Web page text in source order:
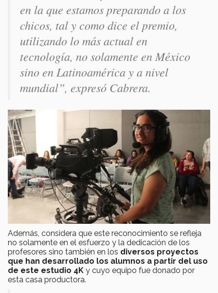
en la que estamos preparando a los
chicos, tal y como dice el premio,
utilizando lo más actual en
tecnología, no solamente en México
sino en Latinoamérica y a nivel
mundial”, expresó Cabrera.
Además, considera que este reconocimiento se refleja
no solamente en el esfuerzo y la dedicación de los
profesores sino también en los diversos proyectos
que han desarrollado los alumnos a partir del uso
de este estudio 4K y cuyo equipo fue donado por
esta casa productora.